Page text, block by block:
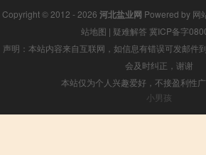
Copyright © 2012 - 2026 河北盐业网 Powered by 网
站地图 | 疑难解答 冀ICP备字
声明：本站内容来自互联网，如信息有错误可发邮件
会及时纠正，谢谢
本站仅为个人兴趣爱好，不接盈利性
小男孩